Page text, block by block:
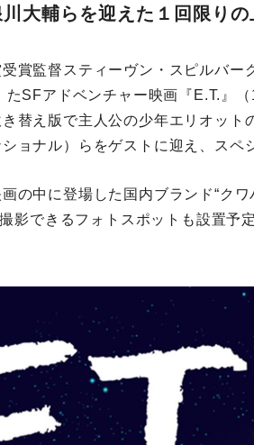
大輔らを迎えた１回限りの
賞監督スティーヴン・スピルバ
たSFアドベンチャー映画『E.T.』
き替え版で主人公の少年エリオッ
ョナル）らをゲストに迎え、スペ
の中に登場した国内ブランド“ク
影できるフォトスポットも設置予